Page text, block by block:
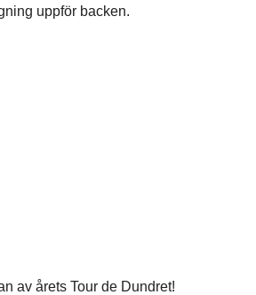
uppför backen.
av årets Tour de Dundret!